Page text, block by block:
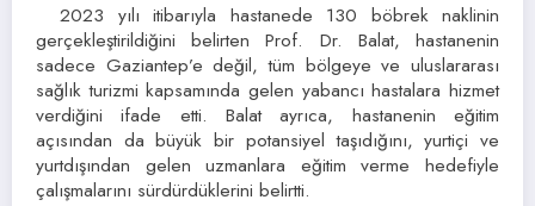
2023 yılı itibarıyla hastanede 130 böbrek naklinin
gerçekleştirildiğini belirten Prof. Dr. Balat, hastanenin
sadece Gaziantep’e değil, tüm bölgeye ve uluslararası
sağlık turizmi kapsamında gelen yabancı hastalara hizmet
verdiğini ifade etti. Balat ayrıca, hastanenin eğitim
açısından da büyük bir potansiyel taşıdığını, yurtiçi ve
yurtdışından gelen uzmanlara eğitim verme hedefiyle
çalışmalarını sürdürdüklerini belirtti.